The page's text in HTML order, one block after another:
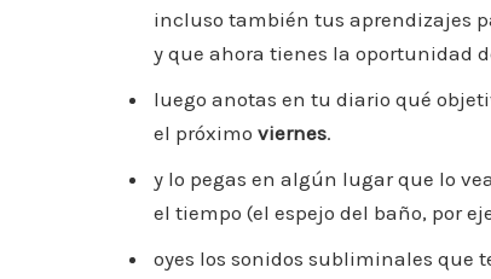
incluso también tus aprendizajes
y que ahora tienes la oportunidad
luego anotas en tu diario qué
el próximoviernes.
y lo pegas en algún lugar que lo
el tiempo (el espejo del baño, por
oyes los sonidos subliminales que